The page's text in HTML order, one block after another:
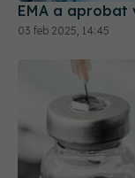
EMA a aprobat
03 feb 2025, 14:45